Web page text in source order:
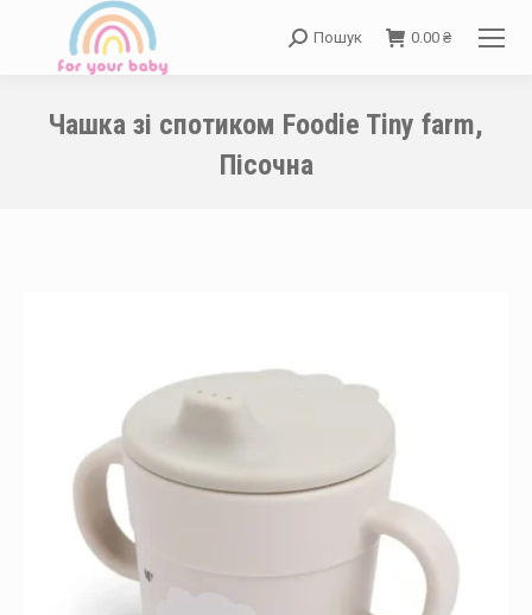
Search:
Пошук 0.00 ₴
Чашка зі спотиком Foodie Tiny farm,
Пісочна